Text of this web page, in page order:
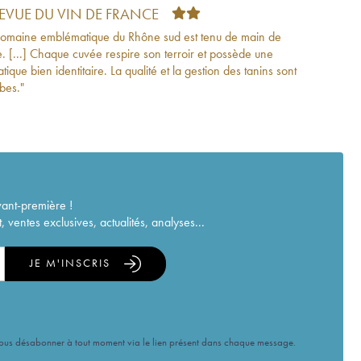
DU VIN DE FRANCE
emblématique du Rhône sud est tenu de main de
[...] Chaque cuvée respire son terroir et possède une
bien identitaire. La qualité et la gestion des tanins sont
première !
exclusives, actualités, analyses...
JE M'INSCRIS
désabonner à tout moment via le lien présent dans chaque message.